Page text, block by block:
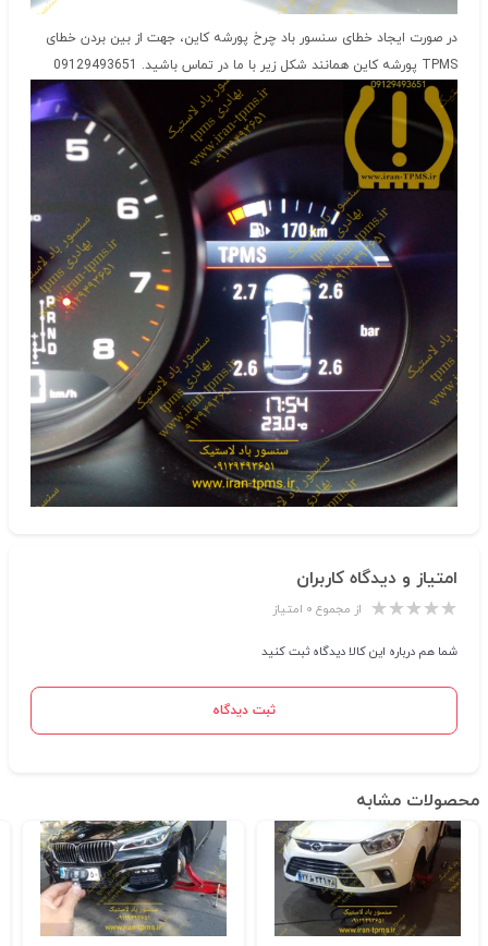
در صورت ایجاد خطای سنسور باد چرخ پورشه کاین، جهت از بین بردن خطای
TPMS پورشه کاین همانند شکل زیر با ما در تماس باشید. 09129493651
امتیاز و دیدگاه کاربران
از مجموع ۰ امتیاز
شما هم درباره این کالا دیدگاه ثبت کنید
ثبت دیدگاه
محصولات مشابه